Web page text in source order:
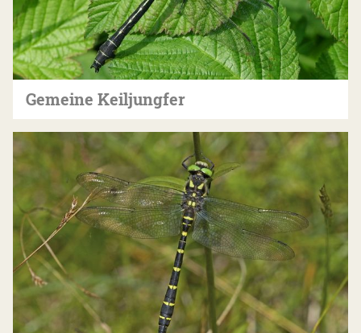
Gemeine Keiljungfer